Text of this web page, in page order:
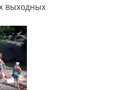
выходных